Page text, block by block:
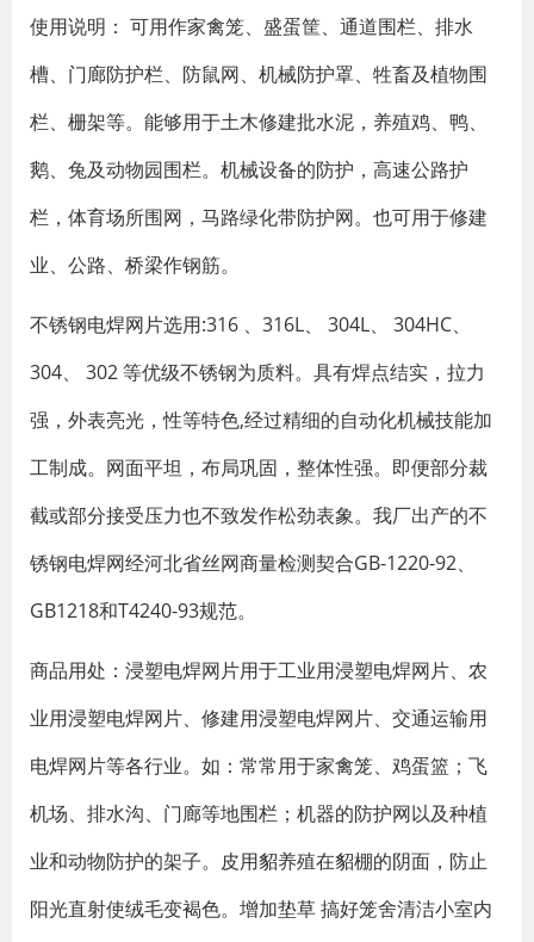
使用说明： 可用作家禽笼、盛蛋筐、通道围栏、排水
槽、门廊防护栏、防鼠网、机械防护罩、牲畜及植物围
栏、栅架等。能够用于土木修建批水泥，养殖鸡、鸭、
鹅、兔及动物园围栏。机械设备的防护，高速公路护
栏，体育场所围网，马路绿化带防护网。也可用于修建
业、公路、桥梁作钢筋。
不锈钢电焊网片选用:316 、316L、 304L、 304HC、
304、 302 等优级不锈钢为质料。具有焊点结实，拉力
强，外表亮光，性等特色,经过精细的自动化机械技能加
工制成。网面平坦，布局巩固，整体性强。即便部分裁
截或部分接受压力也不致发作松劲表象。我厂出产的不
锈钢电焊网经河北省丝网商量检测契合GB-1220-92、
GB1218和T4240-93规范。
商品用处：浸塑电焊网片用于工业用浸塑电焊网片、农
业用浸塑电焊网片、修建用浸塑电焊网片、交通运输用
电焊网片等各行业。如：常常用于家禽笼、鸡蛋篮；飞
机场、排水沟、门廊等地围栏；机器的防护网以及种植
业和动物防护的架子。皮用貂养殖在貂棚的阴面，防止
阳光直射使绒毛变褐色。增加垫草 搞好笼舍清洁小室内